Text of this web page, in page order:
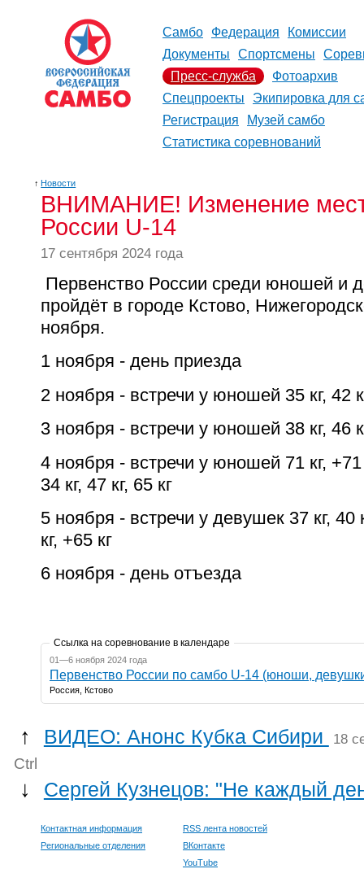
Самбо Федерация
Комиссии
Документы
Спортсмены
Пресс-служба
Фотоархив
Спецпроекты
Экипировка для
Регистрация
Музей самбо
Статистика соревнований
↑ Новости
ВНИМАНИЕ! Изменение
России U-14
17 сентября 2024 года
Первенство России среди юношей и
пройдёт в городе Кстово,
ноября.
1 ноября - день приезда
2 ноября - встречи у юношей 35 кг, 42
3 ноября - встречи у юношей 38 кг, 46
4 ноября - встречи у юношей 71 кг,
34 кг, 47 кг, 65 кг
5 ноября - встречи у девушек 37 кг, 40
кг, +65 кг
6 ноября - день отъезда
Ссылка на соревнование в календаре
01—6 ноября 2024 года
Первенство России по самбо U-14 (юноши,
Россия, Кстово
↑ ВИДЕО: Анонс Кубка Сибири 18
Ctrl
↓ Сергей Кузнецов: "Не каждый
Контактная информация
Региональные отделения
RSS лента новостей
ВКонтакте
YouTube